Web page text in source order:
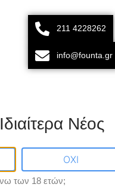
211 4228262
info@founta.gr
Νέος
ΟΧΙ
των 18 ετών;